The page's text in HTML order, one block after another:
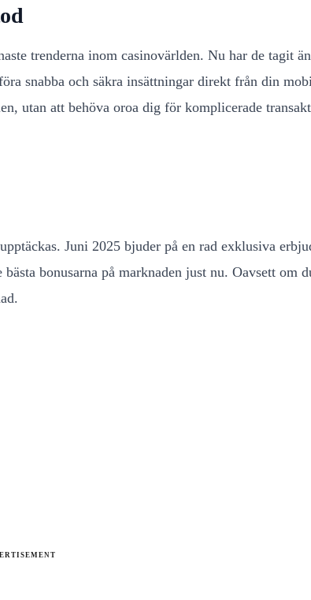
trenderna inom casinovärlden. Nu har de tagit
snabba och säkra insättningar direkt från din
utan att behöva oroa dig för komplicerade
Juni 2025 bjuder på en rad exklusiva
bonusarna på marknaden just nu. Oavsett om